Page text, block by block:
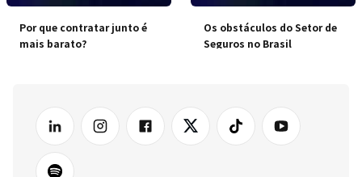
Por que contratar junto é
mais barato?
Os obstáculos do Setor de
Seguros no Brasil